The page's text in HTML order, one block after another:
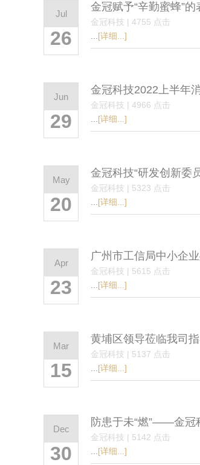
Jul
26
金冠赋予“辛勤蜜蜂”的
金冠科技 | 4755 点击
[详细...]
Jun
29
金冠科技2022上半年
金冠科技 | 4966 点击
[详细...]
May
20
金冠科技“研发创新委
金冠科技 | 5323 点击
[详细...]
Apr
23
广州市工信局中小企
金冠科技 | 5615 点击
[详细...]
Mar
15
黄埔区领导莅临我司
金冠科技 | 5137 点击
[详细...]
Dec
30
防患于未“燃”——金冠
金冠科技 | 5142 点击
[详细...]